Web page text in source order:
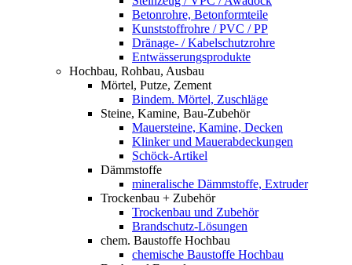
Betonrohre, Betonformteile
Kunststoffrohre / PVC / PP
Dränage- / Kabelschutzrohre
Entwässerungsprodukte
Hochbau, Rohbau, Ausbau
Mörtel, Putze, Zement
Bindem. Mörtel, Zuschläge
Steine, Kamine, Bau-Zubehör
Mauersteine, Kamine, Decken
Klinker und Mauerabdeckungen
Schöck-Artikel
Dämmstoffe
mineralische Dämmstoffe, Extruder
Trockenbau + Zubehör
Trockenbau und Zubehör
Brandschutz-Lösungen
chem. Baustoffe Hochbau
chemische Baustoffe Hochbau